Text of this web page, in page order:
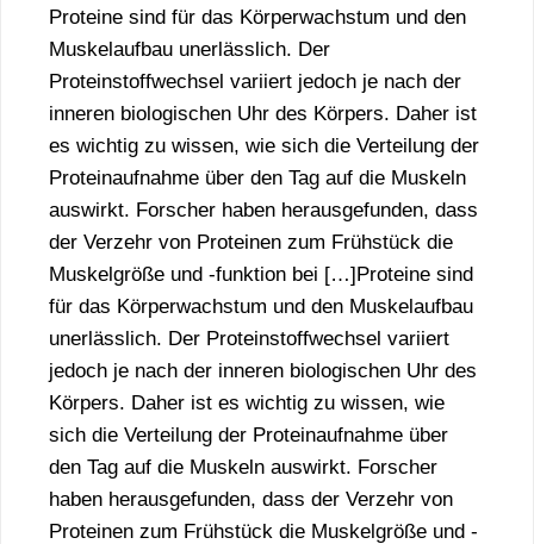
Proteine sind für das Körperwachstum und den
Muskelaufbau unerlässlich. Der
Proteinstoffwechsel variiert jedoch je nach der
inneren biologischen Uhr des Körpers. Daher ist
es wichtig zu wissen, wie sich die Verteilung der
Proteinaufnahme über den Tag auf die Muskeln
auswirkt. Forscher haben herausgefunden, dass
der Verzehr von Proteinen zum Frühstück die
Muskelgröße und -funktion bei […]Proteine sind
für das Körperwachstum und den Muskelaufbau
unerlässlich. Der Proteinstoffwechsel variiert
jedoch je nach der inneren biologischen Uhr des
Körpers. Daher ist es wichtig zu wissen, wie
sich die Verteilung der Proteinaufnahme über
den Tag auf die Muskeln auswirkt. Forscher
haben herausgefunden, dass der Verzehr von
Proteinen zum Frühstück die Muskelgröße und -